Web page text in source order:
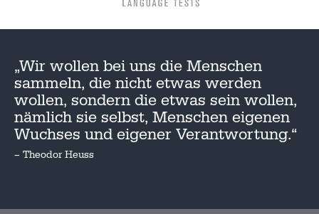
„Wir wollen bei uns die Menschen
sammeln, die nicht etwas werden
wollen, sondern die etwas sein wollen,
nämlich sie selbst, Menschen eigenen
Wuchses und eigener Verantwortung.“
– Theodor Heuss